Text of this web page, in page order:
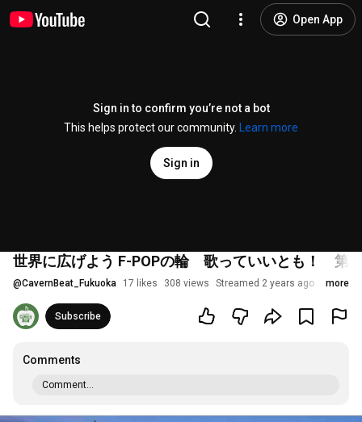
Open App
Sign in to confirm you’re not a bot
This helps protect our community.
Learn more
Sign in
世界に広げよう F-POPの輪 歌っていいとも！ 第
@CavernBeat_Fukuoka 17 likes 308 views Streamed 2 years ago more
Subscribe
Comments
Comment...